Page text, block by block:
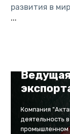
развития в
...
Компания
деятельность
промышленном